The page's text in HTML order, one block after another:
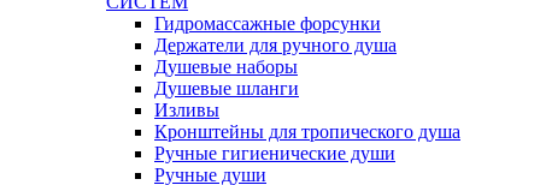
Гидромассажные форсунки
Держатели для ручного душа
Душевые наборы
Душевые шланги
Изливы
Кронштейны для тропического душа
Ручные гигиенические души
Ручные души